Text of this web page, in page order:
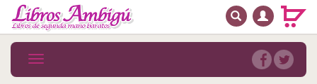
MENÚ PRINCIPAL
Novedades
BUSCAR
Toggle
navigation